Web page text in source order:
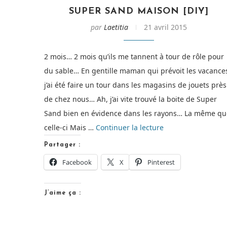
SUPER SAND MAISON [DIY]
parLaetitia 21 avril 2015
2 mois… 2 mois qu’ils me tannent à tour de rôle pour
du sable… En gentille maman qui prévoit les
j’ai été faire un tour dans les magasins de jouets près
de chez nous… Ah, j’ai vite trouvé la boite de Super
Sand bien en évidence dans les rayons… La même
celle-ci Mais … Continuer la lecturede
Sand
Maison
Partager :
Facebook X Pinterest
J’aime ça :